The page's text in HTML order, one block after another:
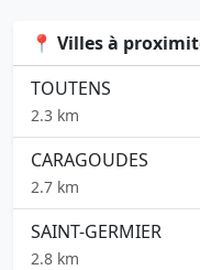
📍 Villes à
TOUTENS
2.3 km
CARAGOUDES
2.7 km
SAINT-GERMIER
2.8 km